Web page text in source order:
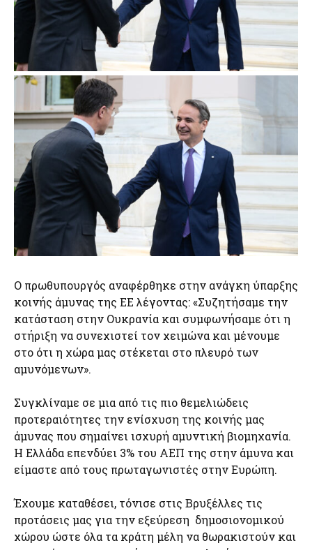
Ο πρωθυπουργός αναφέρθηκε στην ανάγκη ύπαρξης
κοινής άμυνας της ΕΕ λέγοντας: «Συζητήσαμε την
κατάσταση στην Ουκρανία και συμφωνήσαμε ότι η
στήριξη να συνεχιστεί τον χειμώνα και μένουμε
στο ότι η χώρα μας στέκεται στο πλευρό των
αμυνόμενων».
Συγκλίναμε σε μια από τις πιο θεμελιώδεις
προτεραιότητες την ενίσχυση της κοινής μας
άμυνας που σημαίνει ισχυρή αμυντική βιομηχανία.
Η Ελλάδα επενδύει 3% του ΑΕΠ της στην άμυνα και
είμαστε από τους πρωταγωνιστές στην Ευρώπη.
Έχουμε καταθέσει, τόνισε στις Βρυξέλλες τις
προτάσεις μας για την εξεύρεση δημοσιονομικού
χώρου ώστε όλα τα κράτη μέλη να θωρακιστούν και